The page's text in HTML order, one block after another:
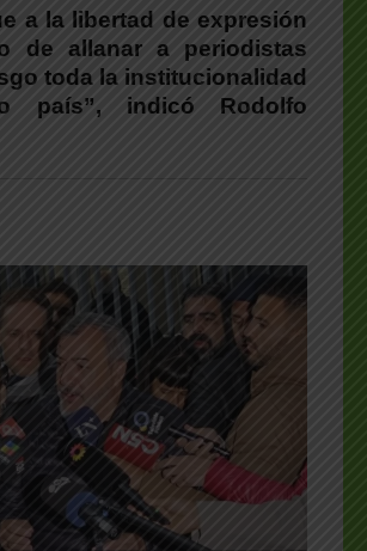
a la libertad de expresión
de allanar a periodistas
toda la institucionalidad
país”, indicó Rodolfo